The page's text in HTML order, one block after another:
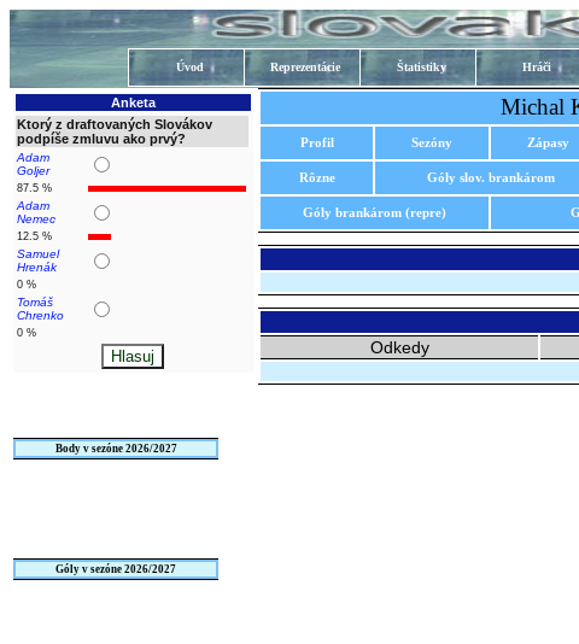
Úvod Reprezentácie Štatistiky Hráči
Anketa
Ktorý z draftovaných Slovákov
podpíše zmluvu ako prvý?
Adam
Goljer
87.5 %
Adam
Nemec
12.5 %
Samuel
Hrenák
0 %
Tomáš
Chrenko
0 %
Body v sezóne 2026/2027
Góly v sezóne 2026/2027
Michal
Profil Sezóny Zápasy
Rôzne Góly slov. brankárom
Góly brankárom (repre)
Odkedy